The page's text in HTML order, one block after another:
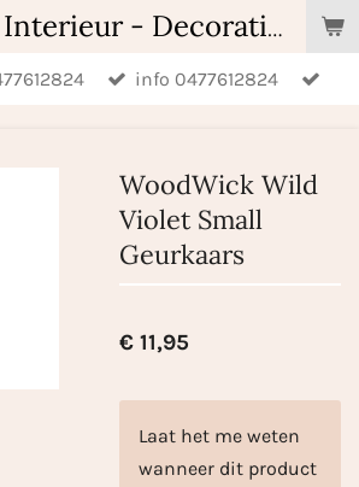
B-Home Interieur - Decoratie & Geschenken - Geurartikelen
info 0477612824
WoodWick Wild
Violet Small
Geurkaars
€ 11,95
Laat het me weten
wanneer dit product